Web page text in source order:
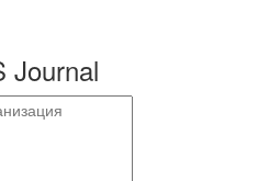
Journal